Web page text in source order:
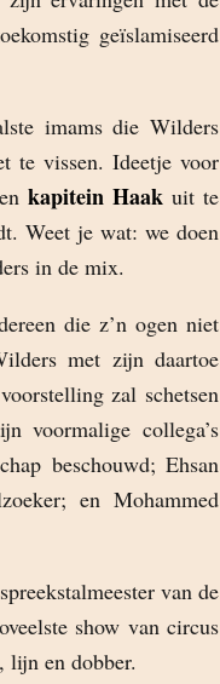
geïslamiseerd
imams die Wilders
te vissen. Ideetje voor
kapitein Haak uit te
Weet je wat: we doen
in de mix.
die z’n ogen niet
met zijn daartoe
zal schetsen
voormalige collega’s
beschouwd; Ehsan
en Mohammed
van de
show van circus
lijn en dobber.